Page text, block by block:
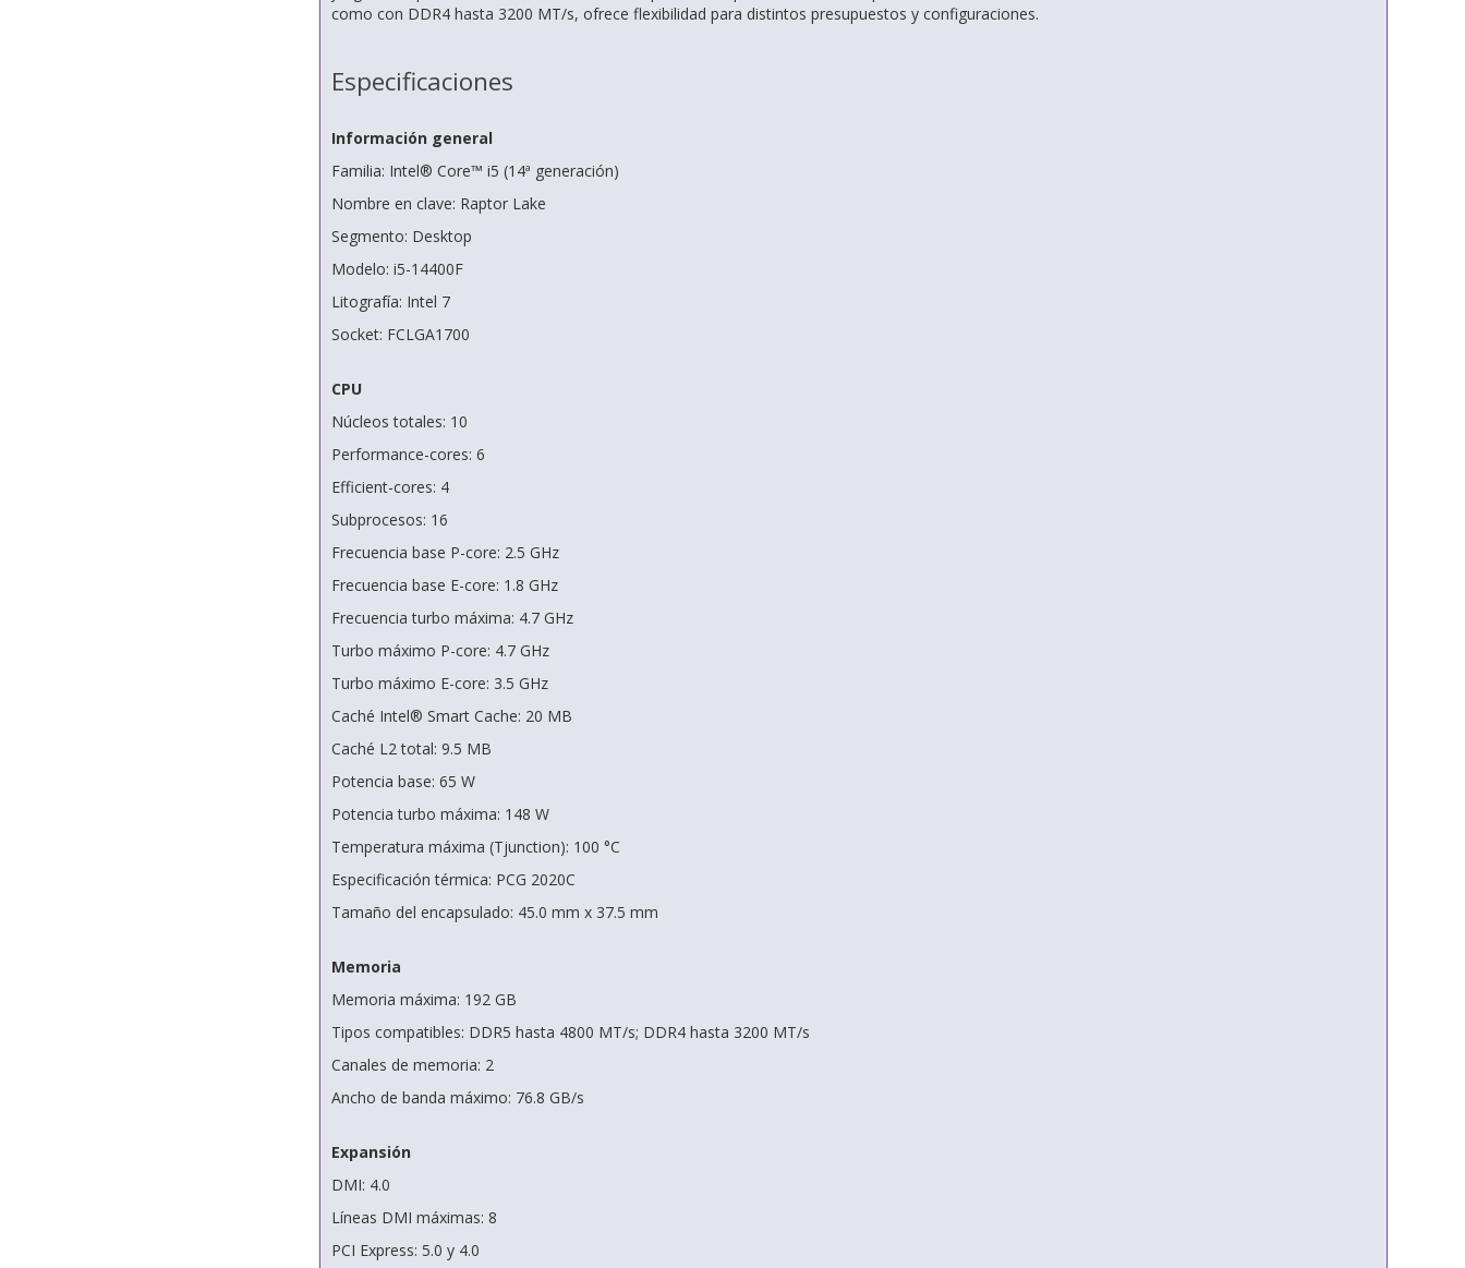
como con DDR4 hasta 3200 MT/s, ofrece flexibilidad para distintos presupuestos y configuraciones.
Especificaciones
Información general
Familia: Intel® Core™ i5 (14ª generación)
Nombre en clave: Raptor Lake
Segmento: Desktop
Modelo: i5-14400F
Litografía: Intel 7
Socket: FCLGA1700
CPU
Núcleos totales: 10
Performance-cores: 6
Efficient-cores: 4
Subprocesos: 16
Frecuencia base P-core: 2.5 GHz
Frecuencia base E-core: 1.8 GHz
Frecuencia turbo máxima: 4.7 GHz
Turbo máximo P-core: 4.7 GHz
Turbo máximo E-core: 3.5 GHz
Caché Intel® Smart Cache: 20 MB
Caché L2 total: 9.5 MB
Potencia base: 65 W
Potencia turbo máxima: 148 W
Temperatura máxima (Tjunction): 100 °C
Especificación térmica: PCG 2020C
Tamaño del encapsulado: 45.0 mm x 37.5 mm
Memoria
Memoria máxima: 192 GB
Tipos compatibles: DDR5 hasta 4800 MT/s; DDR4 hasta 3200 MT/s
Canales de memoria: 2
Ancho de banda máximo: 76.8 GB/s
Expansión
DMI: 4.0
Líneas DMI máximas: 8
PCI Express: 5.0 y 4.0